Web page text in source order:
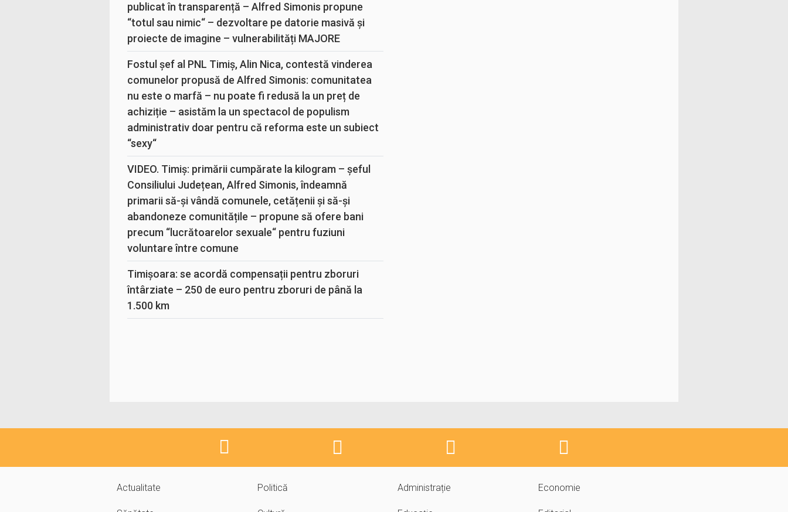
publicat în transparență – Alfred Simonis propune
“totul sau nimic“ – dezvoltare pe datorie masivă și
proiecte de imagine – vulnerabilități MAJORE
Fostul șef al PNL Timiș, Alin Nica, contestă vinderea
comunelor propusă de Alfred Simonis: comunitatea
nu este o marfă – nu poate fi redusă la un preț de
achiziție – asistăm la un spectacol de populism
administrativ doar pentru că reforma este un subiect
“sexy“
VIDEO. Timiș: primării cumpărate la kilogram – șeful
Consiliului Județean, Alfred Simonis, îndeamnă
primarii să-și vândă comunele, cetățenii și să-și
abandoneze comunitățile – propune să ofere bani
precum “lucrătoarelor sexuale“ pentru fuziuni
voluntare între comune
Timișoara: se acordă compensații pentru zboruri
întârziate – 250 de euro pentru zboruri de până la
1.500 km
Actualitate Politică Administrație Economie